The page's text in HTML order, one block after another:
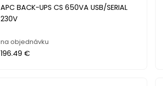
APC BACK-UPS CS 650VA USB/SERIAL
230V
na objednávku
196.49 €